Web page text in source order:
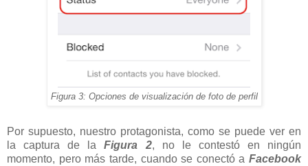
Figura 3: Opciones de visualización de foto de perfil
Por supuesto, nuestro protagonista, como se puede ver en
la captura de la Figura 2, no le contestó en ningún
momento, pero más tarde, cuando se conectó a Facebook